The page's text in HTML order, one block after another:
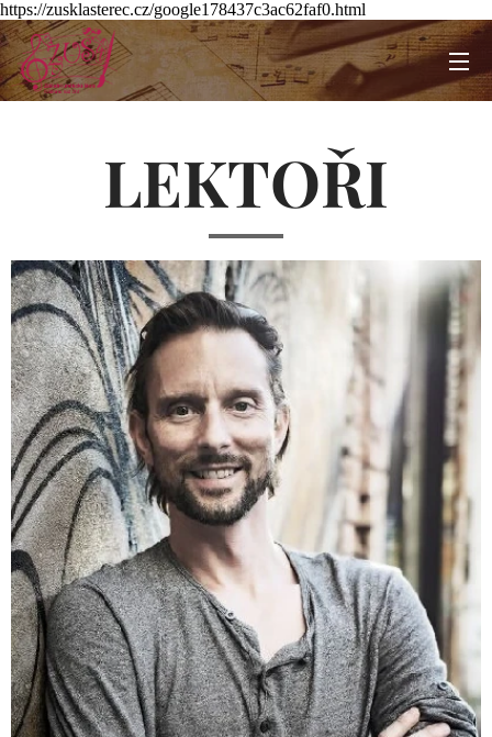
https://zusklasterec.cz/google178437c3ac62faf0.html
LEKTOŘI